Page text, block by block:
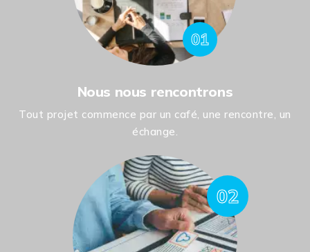
01
Nous nous rencontrons
Tout projet commence par un café, une rencontre, un
échange.
02